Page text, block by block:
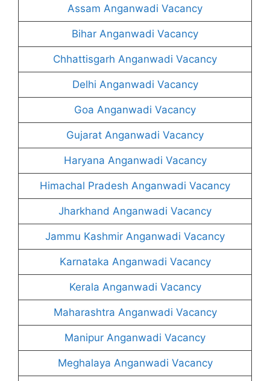
Assam Anganwadi Vacancy
Bihar Anganwadi Vacancy
Chhattisgarh Anganwadi Vacancy
Delhi Anganwadi Vacancy
Goa Anganwadi Vacancy
Gujarat Anganwadi Vacancy
Haryana Anganwadi Vacancy
Himachal Pradesh Anganwadi Vacancy
Jharkhand Anganwadi Vacancy
Jammu Kashmir Anganwadi Vacancy
Karnataka Anganwadi Vacancy
Kerala Anganwadi Vacancy
Maharashtra Anganwadi Vacancy
Manipur Anganwadi Vacancy
Meghalaya Anganwadi Vacancy